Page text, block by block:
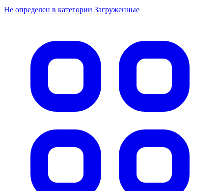
Не определен в категории Загруженные